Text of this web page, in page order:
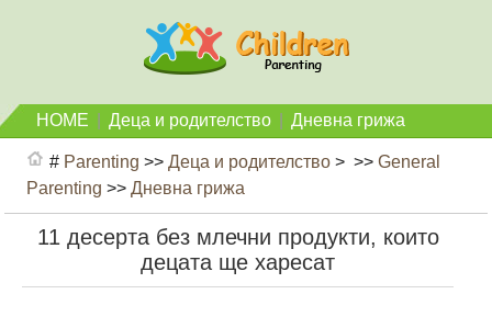
HOME Деца и родителство Дневна грижа
# Parenting >>Деца и родителство > >>General
Parenting >>Дневна грижа
11 десерта без млечни продукти, които
децата ще харесат